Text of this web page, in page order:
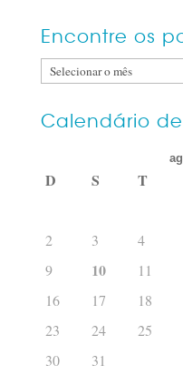
Encontre os
Encontre
posts
Calendário
D S T
2
3 4
9
10 11
16
17 18
23
24 25
30
31